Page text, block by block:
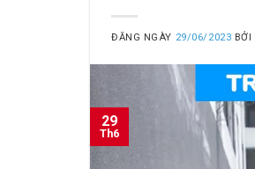
ĐĂNG NGÀY 29/06/2023 BỞI
29
Th6